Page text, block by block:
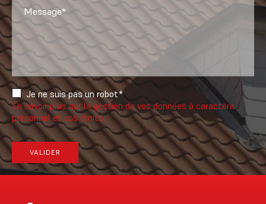
Message*
Je ne suis pas un robot*
En savoir plus sur la gestion de vos données à caractère
personnel et vos droits
VALIDER